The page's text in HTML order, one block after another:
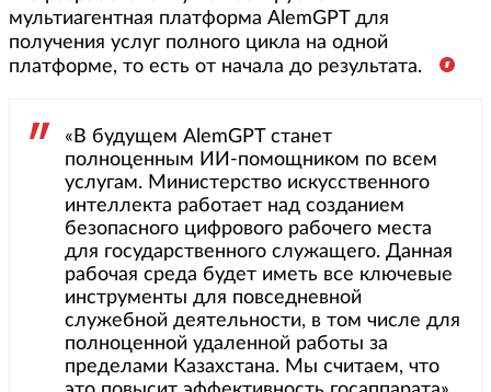
мультиагентная платформа AlemGPT для
получения услуг полного цикла на одной
платформе, то есть от начала до результата.
«В будущем AlemGPT станет
полноценным ИИ-помощником по всем
услугам. Министерство искусственного
интеллекта работает над созданием
безопасного цифрового рабочего места
для государственного служащего. Данная
рабочая среда будет иметь все ключевые
инструменты для повседневной
служебной деятельности, в том числе для
полноценной удаленной работы за
пределами Казахстана. Мы считаем, что